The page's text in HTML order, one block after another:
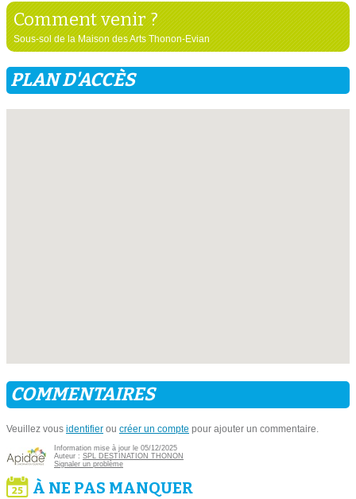
Comment venir ?
Sous-sol de la Maison des Arts Thonon-Evian
PLAN D'ACCÈS
COMMENTAIRES
Veuillez vous identifier ou créer un compte pour ajouter un commentaire.
Information mise à jour le 05/12/2025
Auteur : SPL DESTINATION THONON
Signaler un problème
À NE PAS MANQUER